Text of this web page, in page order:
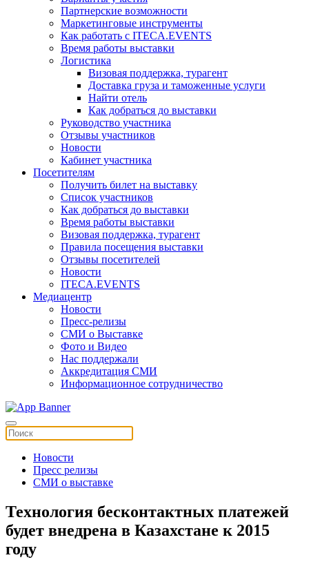
Партнерские возможности
Маркетинговые инструменты
Как работать с ITECA.EVENTS
Время работы выставки
Логистика
Визовая поддержка, турагент
Доставка груза и таможенные услуги
Найти отель
Как добраться до выставки
Руководство участника
Отзывы участников
Новости
Кабинет участника
Посетителям
Получить билет на выставку
Список участников
Как добраться до выставки
Время работы выставки
Визовая поддержка, турагент
Правила посещения выставки
Отзывы посетителей
Новости
ITECA.EVENTS
Медиацентр
Новости
Пресс-релизы
СМИ о Выставке
Фото и Видео
Нас поддержали
Аккредитация СМИ
Информационное сотрудничество
Новости
Пресс релизы
СМИ о выставке
Технология бесконтактных платежей
будет внедрена в Казахстане к 2015
году